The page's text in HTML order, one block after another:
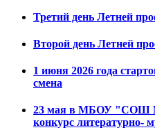
Третий день Летней
Второй день Летней
1 июня 2026 года
смена
23 мая в МБОУ "СОШ
конкурс литературно-